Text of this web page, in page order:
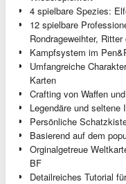
4 spielbare Spezies:
12 spielbare
Rondrageweihter,
Kampfsystem im
Umfangreiche
Karten
Crafting von Waffen
Legendäre und seltene
Persönliche
Basierend auf dem
Orginalgetreue
BF
Detailreiches Tutorial